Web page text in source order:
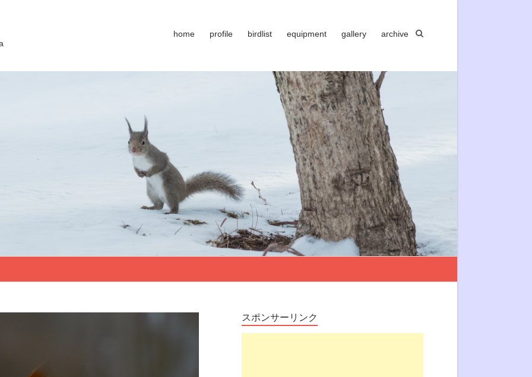
home profile birdlist equipment gallery archive
スポンサーリンク